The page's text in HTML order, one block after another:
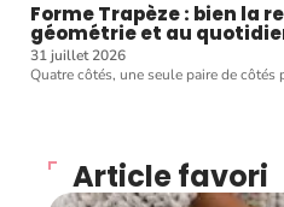
Forme Trapèze : bien la
géométrie et au
31 juillet 2026
Quatre côtés, une seule paire de côtés
Article favori